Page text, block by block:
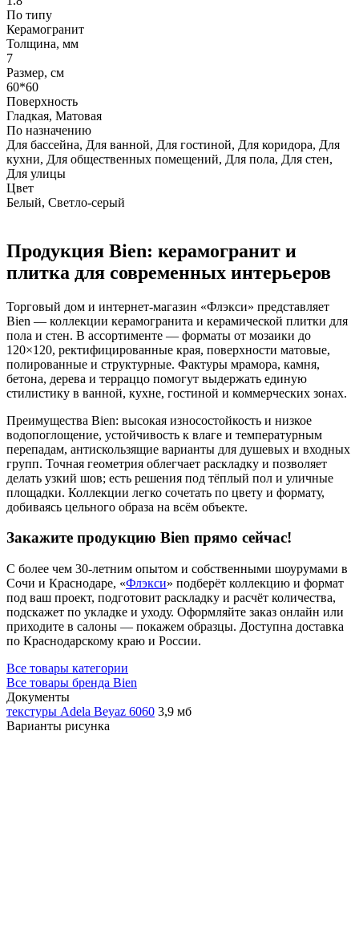
По типу
Керамогранит
Толщина, мм
7
Размер, см
60*60
Поверхность
Гладкая, Матовая
По назначению
Для бассейна, Для ванной, Для гостиной, Для коридора, Для
кухни, Для общественных помещений, Для пола, Для стен,
Для улицы
Цвет
Белый, Светло-серый
Продукция Bien: керамогранит и
плитка для современных интерьеров
Торговый дом и интернет-магазин «Флэкси» представляет
Bien — коллекции керамогранита и керамической плитки для
пола и стен. В ассортименте — форматы от мозаики до
120×120, ректифицированные края, поверхности матовые,
полированные и структурные. Фактуры мрамора, камня,
бетона, дерева и терраццо помогут выдержать единую
стилистику в ванной, кухне, гостиной и коммерческих зонах.
Преимущества Bien: высокая износостойкость и низкое
водопоглощение, устойчивость к влаге и температурным
перепадам, антискользящие варианты для душевых и входных
групп. Точная геометрия облегчает раскладку и позволяет
делать узкий шов; есть решения под тёплый пол и уличные
площадки. Коллекции легко сочетать по цвету и формату,
добиваясь цельного образа на всём объекте.
Закажите продукцию Bien прямо сейчас!
С более чем 30-летним опытом и собственными шоурумами в
Сочи и Краснодаре, «Флэкси» подберёт коллекцию и формат
под ваш проект, подготовит раскладку и расчёт количества,
подскажет по укладке и уходу. Оформляйте заказ онлайн или
приходите в салоны — покажем образцы. Доступна доставка
по Краснодарскому краю и России.
Все товары категории
Все товары бренда Bien
Документы
текстуры Adela Beyaz 6060 3,9 мб
Варианты рисунка